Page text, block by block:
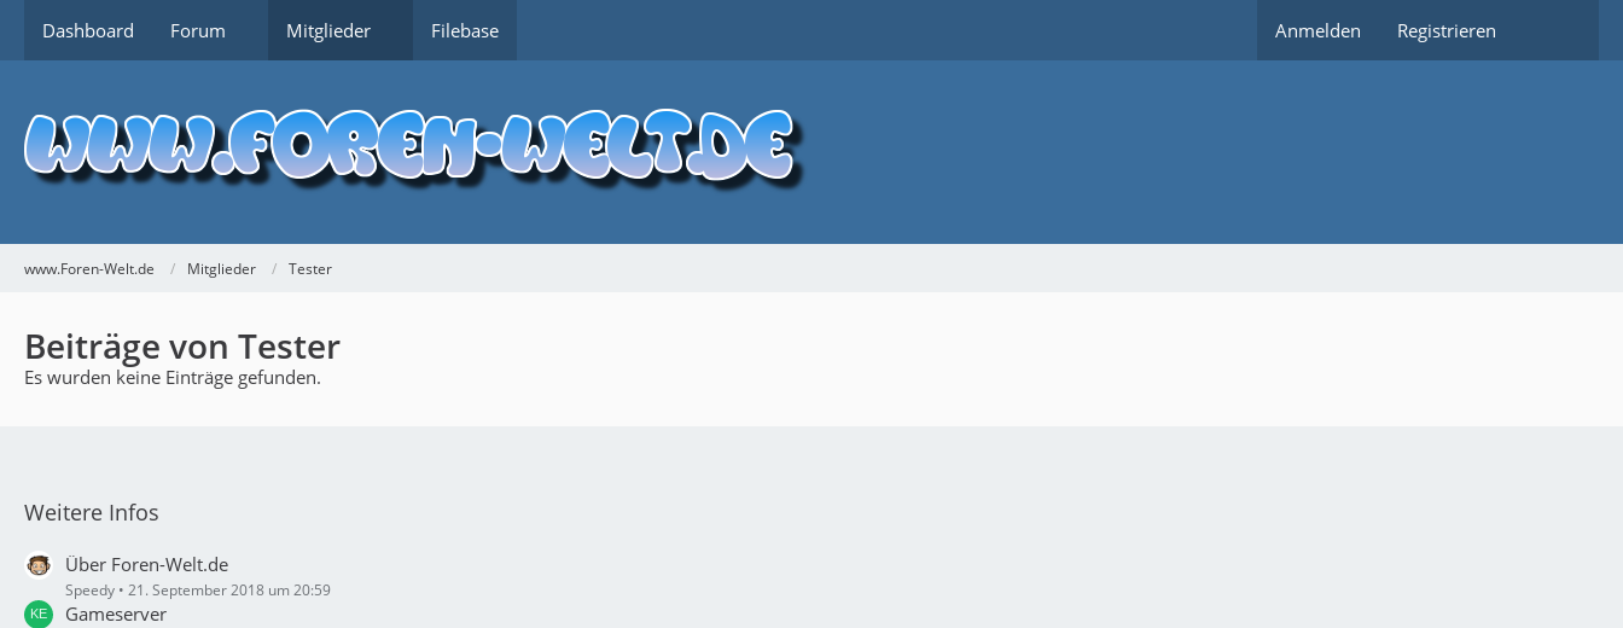
Dashboard Forum Mitglieder Filebase Anmelden Registrieren
www.Foren-Welt.de Mitglieder Tester
Beiträge von Tester
Es wurden keine Einträge gefunden.
Weitere Infos
Über Foren-Welt.de
Speedy 21. September 2018 um 20:59
Gameserver